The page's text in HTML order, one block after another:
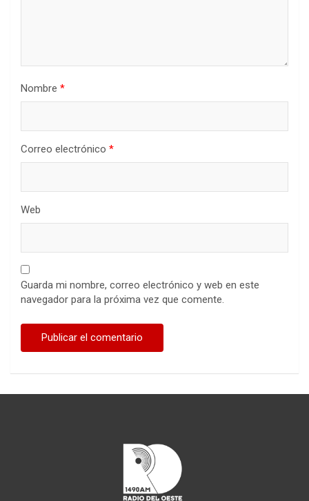
Nombre *
Correo electrónico *
Web
Guarda mi nombre, correo electrónico y web en este
navegador para la próxima vez que comente.